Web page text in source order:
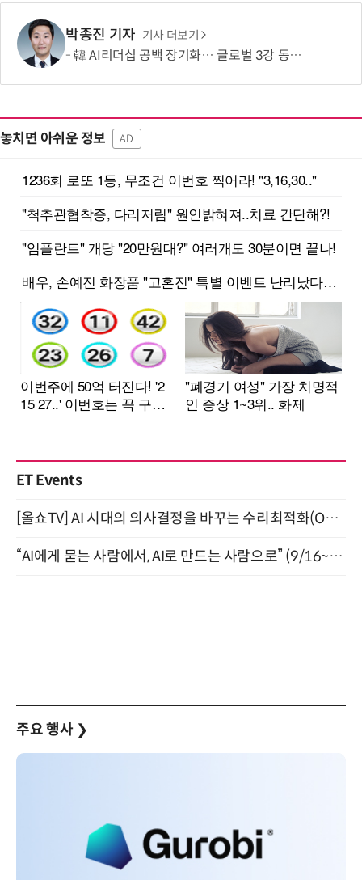
박종진 기자 기사 더보기
韓 AI리더십 공백 장기화… 글로벌 3강 동력 꺼져간다
놓치면 아쉬운 정보 AD
ET Events
[올쇼TV] AI 시대의 의사결정을 바꾸는 수리최적화(Optimization) 소개 (8/20 생방송)
“AI에게 묻는 사람에서, AI로 만드는 사람으로” (9/16~17)
주요 행사 ❯